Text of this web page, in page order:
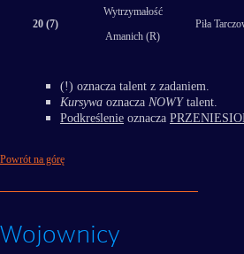
20 (7)
Wytrzymałość
Amanich (R)
Piła
(!) oznacza talent z zadaniem.
Kursywa oznacza NOWYtalent.
Podkreślenie oznacza
Powrót na górę
Wojownicy